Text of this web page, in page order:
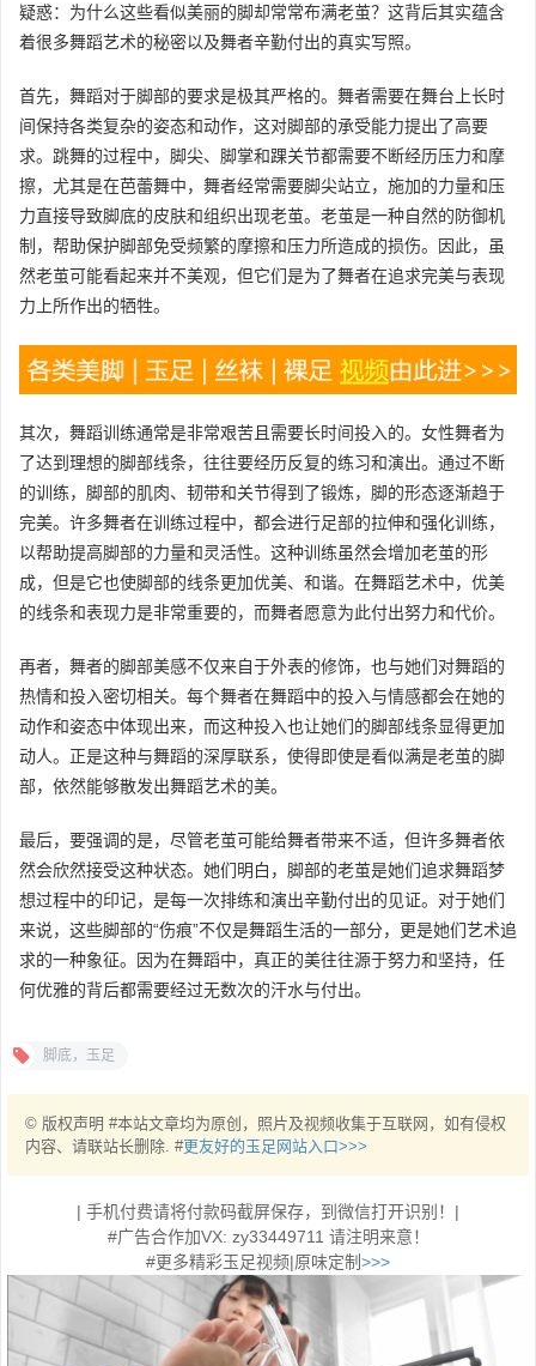
疑惑：为什么这些看似美丽的脚却常常布满老茧？这背后其实蕴含
着很多舞蹈艺术的秘密以及舞者辛勤付出的真实写照。
首先，舞蹈对于脚部的要求是极其严格的。舞者需要在舞台上长时
间保持各类复杂的姿态和动作，这对脚部的承受能力提出了高要
求。跳舞的过程中，脚尖、脚掌和踝关节都需要不断经历压力和摩
擦，尤其是在芭蕾舞中，舞者经常需要脚尖站立，施加的力量和压
力直接导致脚底的皮肤和组织出现老茧。老茧是一种自然的防御机
制，帮助保护脚部免受频繁的摩擦和压力所造成的损伤。因此，虽
然老茧可能看起来并不美观，但它们是为了舞者在追求完美与表现
力上所作出的牺牲。
其次，舞蹈训练通常是非常艰苦且需要长时间投入的。女性舞者为
了达到理想的脚部线条，往往要经历反复的练习和演出。通过不断
的训练，脚部的肌肉、韧带和关节得到了锻炼，脚的形态逐渐趋于
完美。许多舞者在训练过程中，都会进行足部的拉伸和强化训练，
以帮助提高脚部的力量和灵活性。这种训练虽然会增加老茧的形
成，但是它也使脚部的线条更加优美、和谐。在舞蹈艺术中，优美
的线条和表现力是非常重要的，而舞者愿意为此付出努力和代价。
再者，舞者的脚部美感不仅来自于外表的修饰，也与她们对舞蹈的
热情和投入密切相关。每个舞者在舞蹈中的投入与情感都会在她的
动作和姿态中体现出来，而这种投入也让她们的脚部线条显得更加
动人。正是这种与舞蹈的深厚联系，使得即使是看似满是老茧的脚
部，依然能够散发出舞蹈艺术的美。
最后，要强调的是，尽管老茧可能给舞者带来不适，但许多舞者依
然会欣然接受这种状态。她们明白，脚部的老茧是她们追求舞蹈梦
想过程中的印记，是每一次排练和演出辛勤付出的见证。对于她们
来说，这些脚部的“伤痕”不仅是舞蹈生活的一部分，更是她们艺术追
求的一种象征。因为在舞蹈中，真正的美往往源于努力和坚持，任
何优雅的背后都需要经过无数次的汗水与付出。
脚底，玉足
© 版权声明 #本站文章均为原创，照片及视频收集于互联网，如有侵权
内容、请联站长删除. #更友好的玉足网站入口>>>
| 手机付费请将付款码截屏保存，到微信打开识别！|
#广告合作加VX: zy33449711 请注明来意！
#更多精彩玉足视频|原味定制>>>